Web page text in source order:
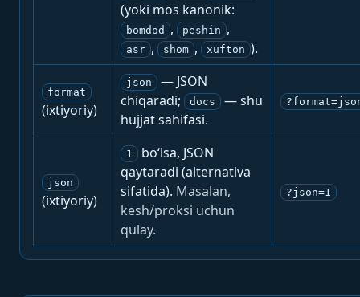
(yoki mos kanonik:
bomdod , peshin ,
asr , shom , xufton ).
format
(ixtiyoriy)
json
— JSON
chiqaradi;
docs
— shu
hujjat sahifasi.
json
(ixtiyoriy)
1
bo‘lsa, JSON
qaytaradi (alternativa
sifatida). Masalan,
kesh/proksi uchun
qulay.
?json=1